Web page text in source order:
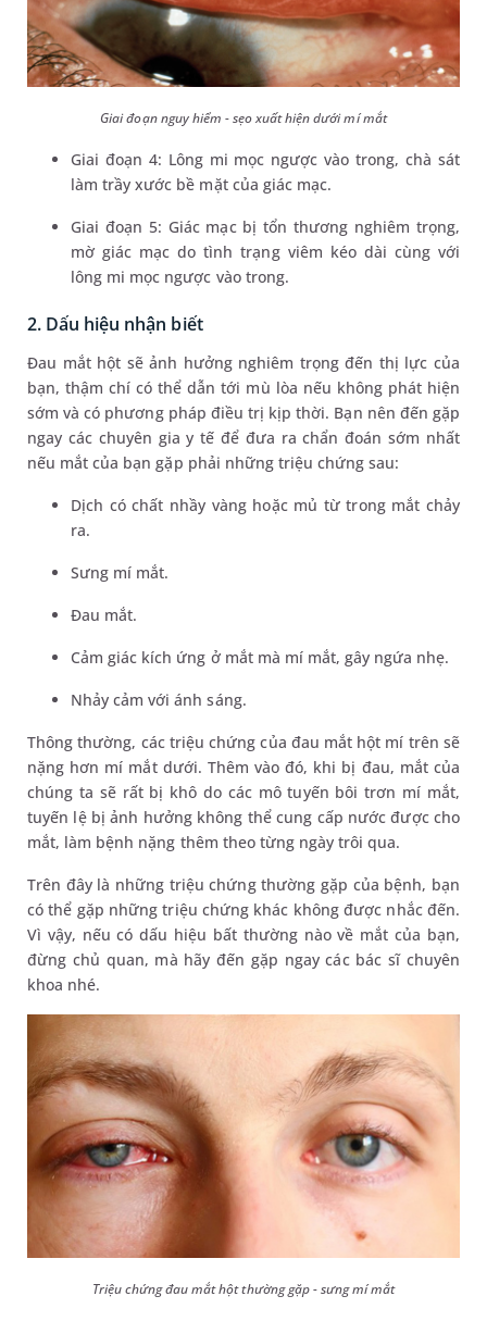
Giai đoạn nguy hiểm - sẹo xuất hiện dưới mí mắt
Giai đoạn 4: Lông mi mọc ngược vào trong, chà sát
làm trầy xước bề mặt của giác mạc.
Giai đoạn 5: Giác mạc bị tổn thương nghiêm trọng,
mờ giác mạc do tình trạng viêm kéo dài cùng với
lông mi mọc ngược vào trong.
2. Dấu hiệu nhận biết
Đau mắt hột sẽ ảnh hưởng nghiêm trọng đến thị lực của
bạn, thậm chí có thể dẫn tới mù lòa nếu không phát hiện
sớm và có phương pháp điều trị kịp thời. Bạn nên đến gặp
ngay các chuyên gia y tế để đưa ra chẩn đoán sớm nhất
nếu mắt của bạn gặp phải những triệu chứng sau:
Dịch có chất nhầy vàng hoặc mủ từ trong mắt chảy
ra.
Sưng mí mắt.
Đau mắt.
Cảm giác kích ứng ở mắt mà mí mắt, gây ngứa nhẹ.
Nhảy cảm với ánh sáng.
Thông thường, các triệu chứng của đau mắt hột mí trên sẽ
nặng hơn mí mắt dưới. Thêm vào đó, khi bị đau, mắt của
chúng ta sẽ rất bị khô do các mô tuyến bôi trơn mí mắt,
tuyến lệ bị ảnh hưởng không thể cung cấp nước được cho
mắt, làm bệnh nặng thêm theo từng ngày trôi qua.
Trên đây là những triệu chứng thường gặp của bệnh, bạn
có thể gặp những triệu chứng khác không được nhắc đến.
Vì vậy, nếu có dấu hiệu bất thường nào về mắt của bạn,
đừng chủ quan, mà hãy đến gặp ngay các bác sĩ chuyên
khoa nhé.
Triệu chứng đau mắt hột thường gặp - sưng mí mắt